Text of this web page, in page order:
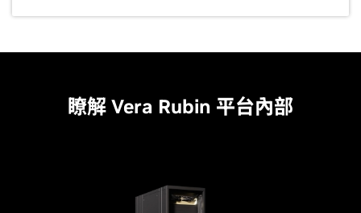
瞭解 Vera Rubin 平台內部